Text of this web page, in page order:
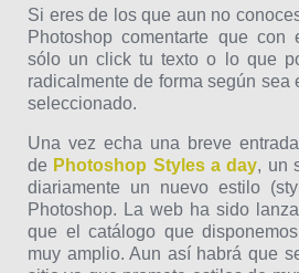
Si eres de los que aun no
Photoshop comentarte que
sólo un click tu texto o lo que
radicalmente de forma según sea
seleccionado.
Una vez echa una breve
de Photoshop Styles a day, un
diariamente un nuevo estilo
Photoshop. La web ha sido
que el catálogo que
muy amplio. Aun así habrá que